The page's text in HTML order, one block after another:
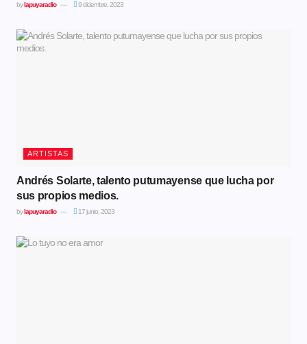
bylapuyaradio 9 diciembre, 2023
ARTISTAS
Andrés Solarte, talento putumayense que lucha por
sus propios medios.
bylapuyaradio 17 junio, 2023